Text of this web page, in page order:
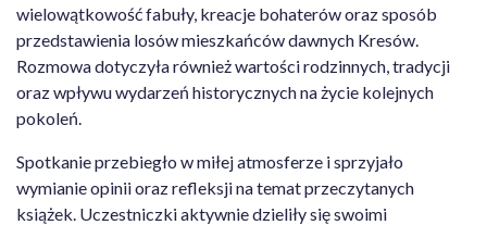
wielowątkowość fabuły, kreacje bohaterów oraz sposób
przedstawienia losów mieszkańców dawnych Kresów.
Rozmowa dotyczyła również wartości rodzinnych, tradycji
oraz wpływu wydarzeń historycznych na życie kolejnych
pokoleń.
Spotkanie przebiegło w miłej atmosferze i sprzyjało
wymianie opinii oraz refleksji na temat przeczytanych
książek. Uczestniczki aktywnie dzieliły się swoimi